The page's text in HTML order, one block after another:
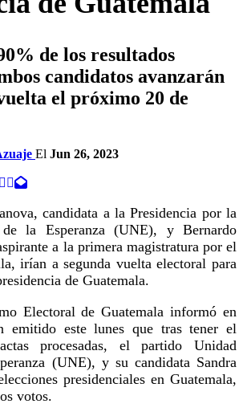
de los resultados
candidatos avanzarán
el próximo 20 de
El Jun 26, 2023
candidata a la Presidencia por la
la Esperanza (UNE), y Bernardo
a la primera magistratura por el
irían a segunda vuelta electoral para
de Guatemala.
Electoral de Guatemala informó en
emitido este lunes que tras tener el
procesadas, el partido Unidad
(UNE), y su candidata Sandra
presidenciales en Guatemala,
votos.